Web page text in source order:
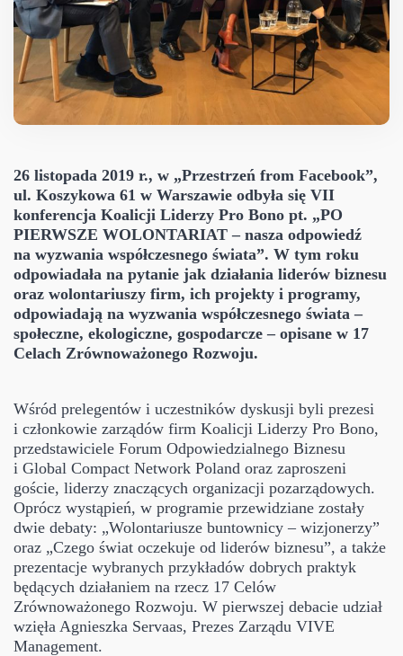
26 listopada 2019 r., w „Przestrzeń from Facebook”,
ul. Koszykowa 61 w Warszawie odbyła się VII
konferencja Koalicji Liderzy Pro Bono pt. „PO
PIERWSZE WOLONTARIAT – nasza odpowiedź
na wyzwania współczesnego świata”. W tym roku
odpowiadała na pytanie jak działania liderów biznesu
oraz wolontariuszy firm, ich projekty i programy,
odpowiadają na wyzwania współczesnego świata –
społeczne, ekologiczne, gospodarcze – opisane w 17
Celach Zrównoważonego Rozwoju.
Wśród prelegentów i uczestników dyskusji byli prezesi
i członkowie zarządów firm Koalicji Liderzy Pro Bono,
przedstawiciele Forum Odpowiedzialnego Biznesu
i Global Compact Network Poland oraz zaproszeni
goście, liderzy znaczących organizacji pozarządowych.
Oprócz wystąpień, w programie przewidziane zostały
dwie debaty: „Wolontariusze buntownicy – wizjonerzy”
oraz „Czego świat oczekuje od liderów biznesu”, a także
prezentacje wybranych przykładów dobrych praktyk
będących działaniem na rzecz 17 Celów
Zrównoważonego Rozwoju. W pierwszej debacie udział
wzięła Agnieszka Servaas, Prezes Zarządu VIVE
Management.